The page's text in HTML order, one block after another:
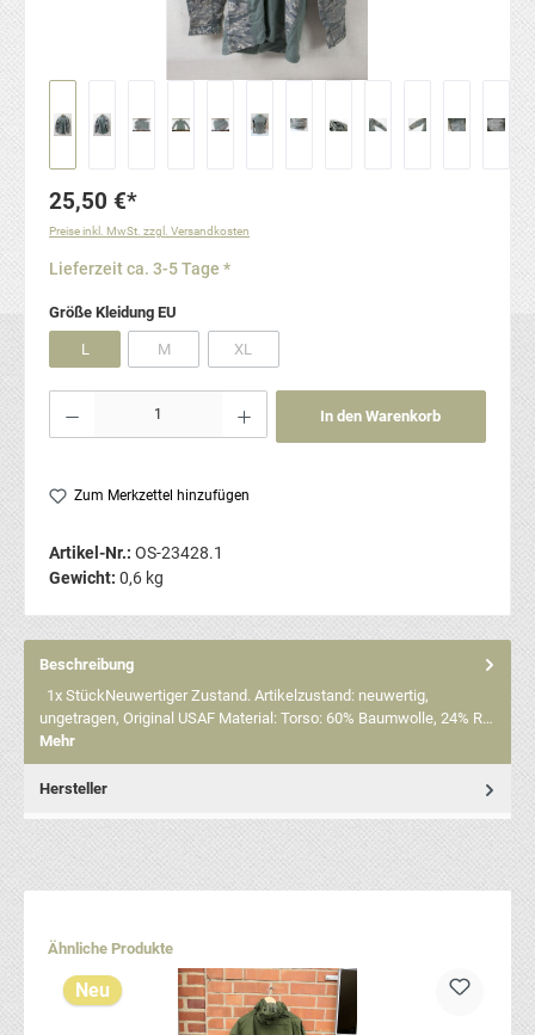
25,50 €*
Preise inkl. MwSt. zzgl. Versandkosten
Lieferzeit ca. 3-5 Tage *
Größe Kleidung EU
L M(Diese Option ist zurzeit nicht verfügbar.)
XL(Diese Option ist zurzeit nicht verfügbar.)
Produkt Anzahl: Gib den gewünschten Wert ein oder benutze die Schaltflächen um die
In den Warenkorb
Zum Merkzettel hinzufügen
Artikel-Nr.: OS-23428.1
Gewicht: 0,6 kg
Beschreibung
1x StückNeuwertiger Zustand. Artikelzustand: neuwertig,
ungetragen, Original USAF Material: Torso: 60% Baumwolle, 24% R…
Mehr
Hersteller
Produktgalerie überspringen
Ähnliche Produkte
Neu